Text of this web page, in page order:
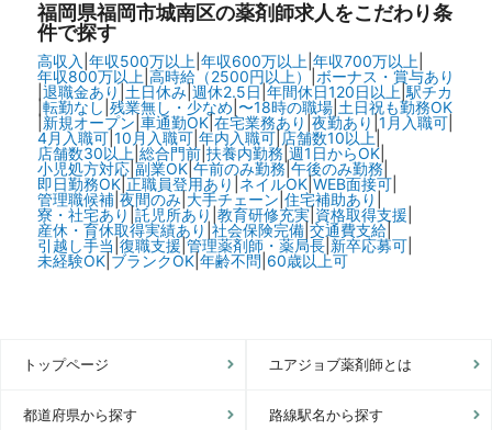
福岡県福岡市城南区の薬剤師求人をこだわり条
件で探す
高収入 年収500万以上 年収600万以上 年収700万以上
年収800万以上 高時給（2500円以上）| ボーナス・賞与あり
退職金あり 土日休み| 週休2.5日 年間休日120日以上 駅チカ
|転勤なし 残業無し・少なめ 〜18時の職場| 土日祝も勤務OK
|新規オープン 車通勤OK|在宅業務あり 夜勤あり 1月入職可|
4月入職可| 10月入職可| 年内入職可| 店舗数10以上|
店舗数30以上 総合門前| 扶養内勤務 週1日からOK|
小児処方対応| 副業OK| 午前のみ勤務| 午後のみ勤務|
即日勤務OK| 正職員登用あり ネイルOK| WEB面接可|
管理職候補| 夜間のみ| 大手チェーン 住宅補助あり
寮・社宅あり 託児所あり 教育研修充実| 資格取得支援
産休・育休取得実績あり 社会保険完備| 交通費支給|
引越し手当 復職支援 |管理薬剤師・薬局長| 新卒応募可|
未経験OK| ブランクOK| 年齢不問 60歳以上可
トップページ ユアジョブ薬剤師とは
都道府県から探す 路線駅名から探す